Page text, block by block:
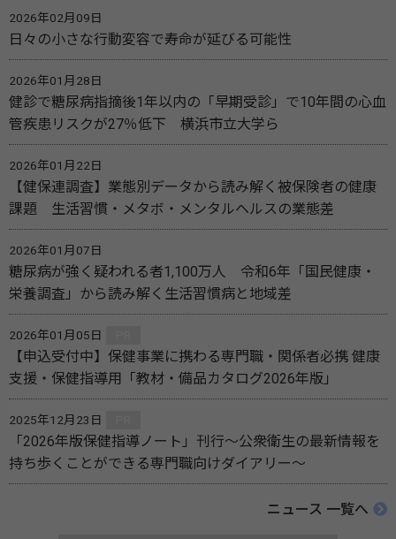
2026年02月09日
日々の小さな行動変容で寿命が延びる可能性
2026年01月28日
健診で糖尿病指摘後1年以内の「早期受診」で10年間の心血
管疾患リスクが27％低下 横浜市立大学ら
2026年01月22日
【健保連調査】業態別データから読み解く被保険者の健康
課題 生活習慣・メタボ・メンタルヘルスの業態差
2026年01月07日
糖尿病が強く疑われる者1,100万人 令和6年「国民健康・
栄養調査」から読み解く生活習慣病と地域差
2026年01月05日
【申込受付中】保健事業に携わる専門職・関係者必携 健康
支援・保健指導用「教材・備品カタログ2026年版」
2025年12月23日
「2026年版保健指導ノート」刊行～公衆衛生の最新情報を
持ち歩くことができる専門職向けダイアリー～
ニュース 一覧へ